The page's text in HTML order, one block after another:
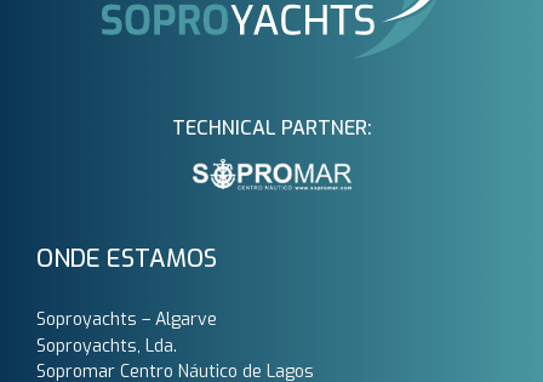
TECHNICAL PARTNER:
ONDE ESTAMOS
Soproyachts – Algarve
Soproyachts, Lda.
Sopromar Centro Náutico de Lagos